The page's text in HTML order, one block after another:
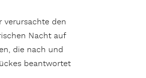
verursachte den
Nacht auf
die nach und
beantwortet